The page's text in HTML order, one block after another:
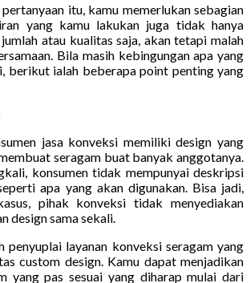
itu, kamu memerlukan sebagian
yang kamu lakukan juga tidak hanya
atau kualitas saja, akan tetapi malah
Bila masih kebingungan apa yang
berikut ialah beberapa point penting yang
jasa konveksi memiliki design yang
seragam buat banyak anggotanya.
konsumen tidak mempunyai deskripsi
apa yang akan digunakan. Bisa jadi,
pihak konveksi tidak menyediakan
design sama sekali.
layanan konveksi seragam yang
custom design. Kamu dapat menjadikan
yang pas sesuai yang diharap mulai dari